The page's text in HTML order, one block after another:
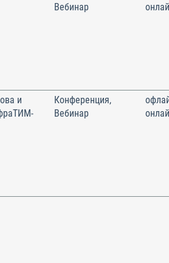
Вебинар
и
Конференция,
Вебинар